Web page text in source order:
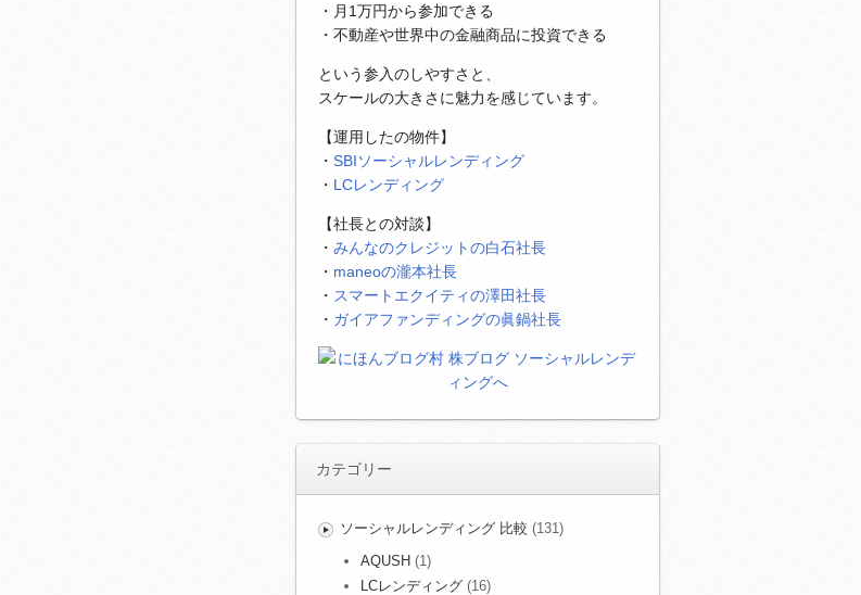
・月1万円から参加できる
・不動産や世界中の金融商品に投資できる
という参入のしやすさと、
スケールの大きさに魅力を感じています。
【運用したの物件】
・ SBIソーシャルレンディング
・ LCレンディング
【社長との対談】
・ みんなのクレジットの白石社長
・ maneoの瀧本社長
・ スマートエクイティの澤田社長
・ ガイアファンディングの眞鍋社長
カテゴリー
ソーシャルレンディング 比較 (131)
AQUSH (1)
LCレンディング (16)